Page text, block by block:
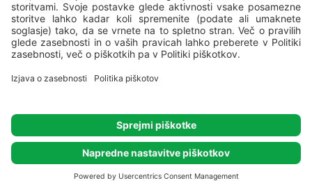
Največje število oseb: 6
Nahajajo se na mirni lokaciji v neposredni bližini
morja
parcelo ali v camping home!